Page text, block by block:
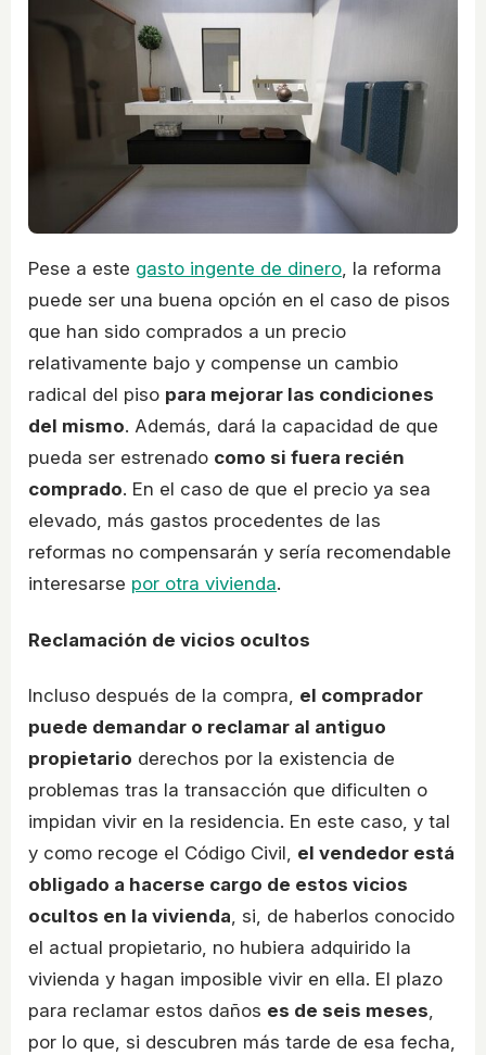
Pese a este gasto ingente de dinero, la reforma
puede ser una buena opción en el caso de pisos
que han sido comprados a un precio
relativamente bajo y compense un cambio
radical del piso para mejorar las condiciones
del mismo. Además, dará la capacidad de que
pueda ser estrenado como si fuera recién
comprado. En el caso de que el precio ya sea
elevado, más gastos procedentes de las
reformas no compensarán y sería recomendable
interesarse por otra vivienda.
Reclamación de vicios ocultos
Incluso después de la compra, el comprador
puede demandar o reclamar al antiguo
propietario derechos por la existencia de
problemas tras la transacción que dificulten o
impidan vivir en la residencia. En este caso, y tal
y como recoge el Código Civil, el vendedor está
obligado a hacerse cargo de estos vicios
ocultos en la vivienda, si, de haberlos conocido
el actual propietario, no hubiera adquirido la
vivienda y hagan imposible vivir en ella. El plazo
para reclamar estos daños es de seis meses,
por lo que, si descubren más tarde de esa fecha,